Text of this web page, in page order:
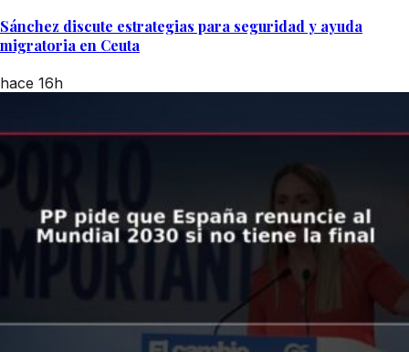
Sánchez discute estrategias para seguridad y ayuda
migratoria en Ceuta
hace 16h